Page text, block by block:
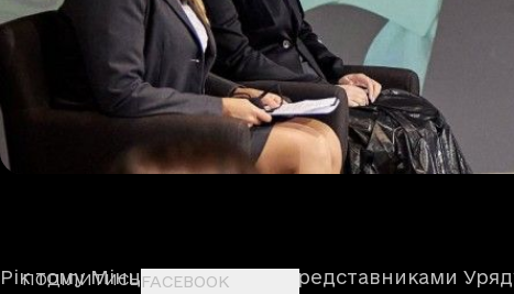
ПОДІЛИТИСЬFACEBOOK
Рік тому Мінцифра разом з представниками